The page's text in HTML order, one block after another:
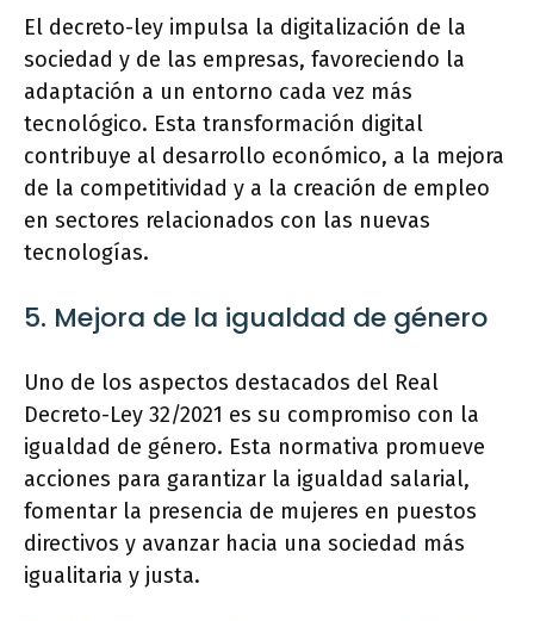
El decreto-ley impulsa la digitalización de la
sociedad y de las empresas, favoreciendo la
adaptación a un entorno cada vez más
tecnológico. Esta transformación digital
contribuye al desarrollo económico, a la mejora
de la competitividad y a la creación de empleo
en sectores relacionados con las nuevas
tecnologías.
5. Mejora de la igualdad de género
Uno de los aspectos destacados del Real
Decreto-Ley 32/2021 es su compromiso con la
igualdad de género. Esta normativa promueve
acciones para garantizar la igualdad salarial,
fomentar la presencia de mujeres en puestos
directivos y avanzar hacia una sociedad más
igualitaria y justa.